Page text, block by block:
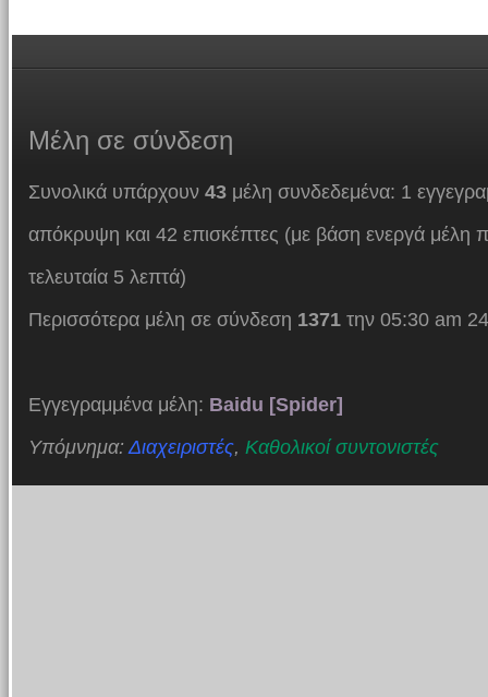
Μέλη σε σύνδεση
Συνολικά υπάρχουν 43μέλη συνδεδεμένα: 1
απόκρυψη και 42 επισκέπτες (με βάση ενεργά μέλη
τελευταία 5 λεπτά)
Περισσότερα μέλη σε σύνδεση 1371την 05:30 am
Εγγεγραμμένα μέλη: Baidu [Spider]
Υπόμνημα:Διαχειριστές, Καθολικοί συντονιστές